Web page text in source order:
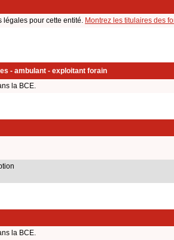
légales pour cette entité. Montrez les titulaires des
- ambulant - exploitant forain
la BCE.
la BCE.